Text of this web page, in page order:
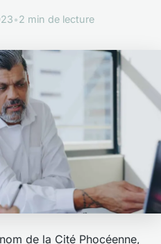
•2 min de lecture
de la Cité Phocéenne,